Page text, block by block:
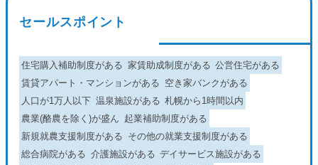
セールスポイント
住宅購入補助制度がある 家賃助成制度がある 公営住宅がある
賃貸アパート・マンションがある 空き家バンクがある
人口が1万人以下 温泉施設がある 札幌から1時間以内
農業(酪農を除く)が盛ん 起業補助制度がある
新規就農支援制度がある その他の就業支援制度がある
総合病院がある 介護施設がある デイサービス施設がある